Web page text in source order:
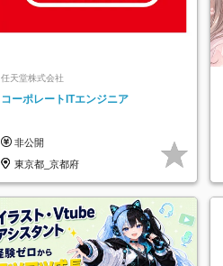
任天堂株式会社
コーポレートITエンジニア
非公開
東京都_京都府